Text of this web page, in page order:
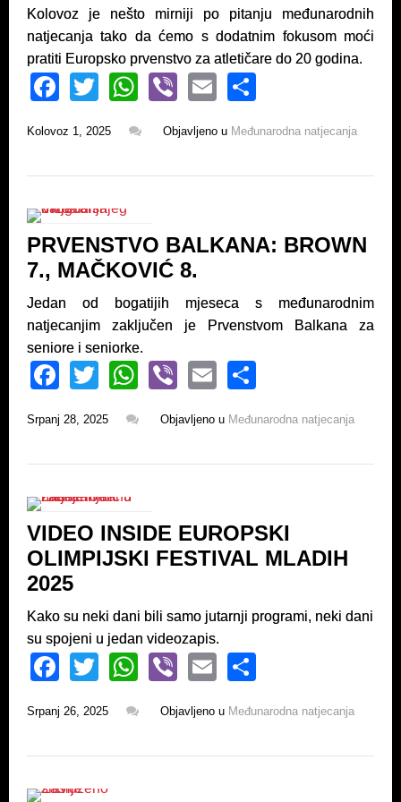
Kolovoz je nešto mirniji po pitanju međunarodnih
natjecanja tako da ćemo s dodatnim fokusom moći
pratiti Europsko prvenstvo za atletičare do 20 godina.
F
c
e
o
k
T
tt
er
W
at
s
p
Vi
er
E
ail ar
e
Kolovoz 1, 2025 Objavljeno u Međunarodna natjecanja
PRVENSTVO BALKANA: BROWN
7., MAČKOVIĆ 8.
Jedan od bogatijih mjeseca s međunarodnim
natjecanjim zaključen je Prvenstvom Balkana za
seniore i seniorke.
F
c
e
o
k
T
tt
er
W
at
s
p
Vi
er
E
ail ar
e
Srpanj 28, 2025 Objavljeno u Međunarodna natjecanja
VIDEO INSIDE EUROPSKI
OLIMPIJSKI FESTIVAL MLADIH
2025
Kako su neki dani bili samo jutarnji programi, neki dani
su spojeni u jedan videozapis.
F
c
e
T
tt
er
W
at
s
Vi
er
E
ail ar
e
Srpanj 26, 2025 Objavljeno u Međunarodna natjecanja